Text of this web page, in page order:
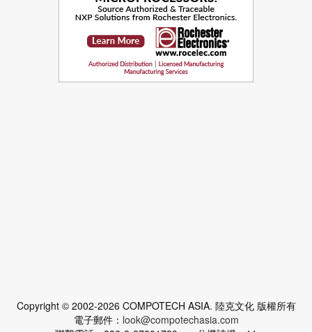
Copyright © 2002-2026 COMPOTECH ASIA. 陸克文化 版權所有
電子郵件： look@compotechasia.com